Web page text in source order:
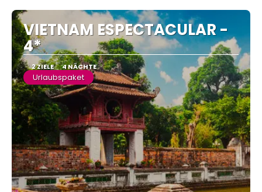
Sehen
VIETNAM ESPECTACULAR -
4*
2 ZIELE 4 NÄCHTE
Urlaubspaket